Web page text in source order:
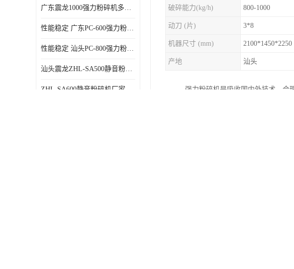
广东震龙1000强力粉碎机多少钱一台 使用方便
性能稳定 广东PC-600强力粉碎机电话
性能稳定 汕头PC-800强力粉碎机厂家批发
汕头震龙ZHL-SA500静音粉碎机多少钱一台
破碎能力(kg/h) 800-1000
动刀 (片) 3*8
机器尺寸 (mm) 2100*1450*2250
产地 汕头
强力粉碎机是吸收国内外技术，合